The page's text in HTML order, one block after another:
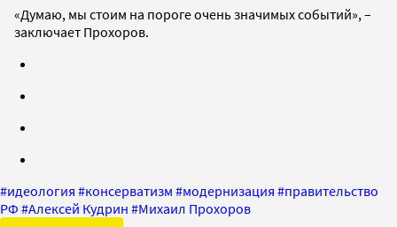
«Думаю, мы стоим на пороге очень значимых событий», –
заключает Прохоров.
#идеология #консерватизм #модернизация #правительство
РФ #Алексей Кудрин #Михаил Прохоров